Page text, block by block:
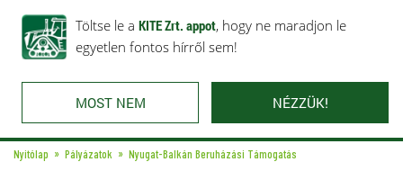
Töltse le a KITE Zrt. appot, hogy ne maradjon le
egyetlen fontos hírről sem!
MOST NEM NÉZZÜK!
Rólunk Ajánlataink Karrier Kapcsolat
Nyitólap Pályázatok Nyugat-Balkán Beruházási Támogatás